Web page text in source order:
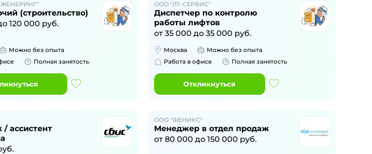
(строительство)
120 000 руб.
Можно без опыта
Полная занятость
ООО "ЛТ-СЕРВИС"
Диспетчер по контролю
работы лифтов
от 35 000 до 35 000 руб.
Москва
Можно без опыта
Работа в офисе
Полная занятость
Откликнуться
ассистент
ООО "ФЕНИКС"
Менеджер в отдел продаж
от 80 000 до 150 000 руб.